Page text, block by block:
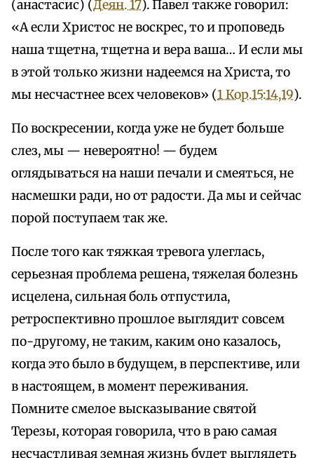
(анастасис) (Деян. 17). Павел также говорил:
«А если Христос не воскрес, то и проповедь
наша тщетна, тщетна и вера ваша… И если мы
в этой только жизни надеемся на Христа, то
мы несчастнее всех человеков» (1 Кор.15:14,19).
По воскресении, когда уже не будет больше
слез, мы — невероятно! — будем
оглядываться на наши печали и смеяться, не
насмешки ради, но от радости. Да мы и сейчас
порой поступаем так же.
После того как тяжкая тревога улеглась,
серьезная проблема решена, тяжелая болезнь
исцелена, сильная боль отпустила,
ретроспективно прошлое выглядит совсем
по-другому, не таким, каким оно казалось,
когда это было в будущем, в перспективе, или
в настоящем, в момент переживания.
Помните смелое высказывание святой
Терезы, которая говорила, что в раю самая
несчастливая земная жизнь будет выглядеть